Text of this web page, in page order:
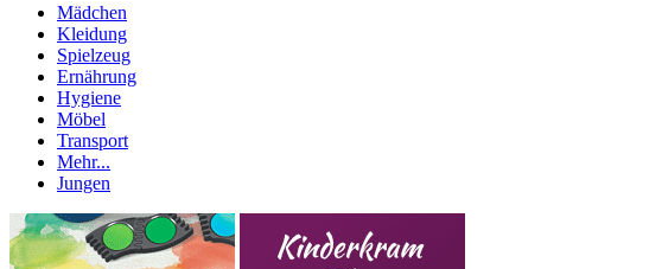
Mädchen
Kleidung
Spielzeug
Ernährung
Hygiene
Möbel
Transport
Mehr...
Jungen